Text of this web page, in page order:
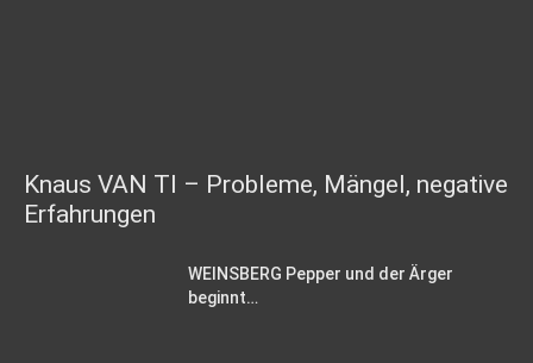
Knaus VAN TI – Probleme, Mängel, negative
Erfahrungen
WEINSBERG Pepper und der Ärger
beginnt…